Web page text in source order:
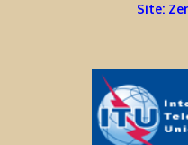
Site: